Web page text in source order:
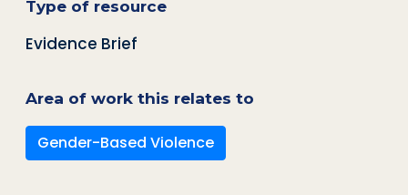
Type of resource
Evidence Brief
Area of work this relates to
Gender-Based Violence